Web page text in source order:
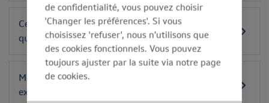
Ces modifications influencent-elles les services
que vous me rendez?
Mon travailleur peut-il encore demander un
examen médical s’il en a besoin?
de confidentialité, vous pouvez choisir
'Changer les préférences'. Si vous
choisissez 'refuser', nous n’utilisons que
des cookies fonctionnels. Vous pouvez
toujours ajuster par la suite via notre page
de cookies.